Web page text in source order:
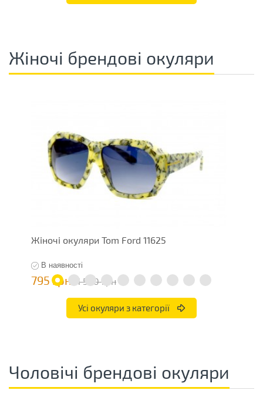
Жіночі брендові окуляри
Жіночі окуляри Tom Ford 11625
В наявності
795 грн 1 590 грн
Усі окуляри з категорії
Чоловічі брендові окуляри